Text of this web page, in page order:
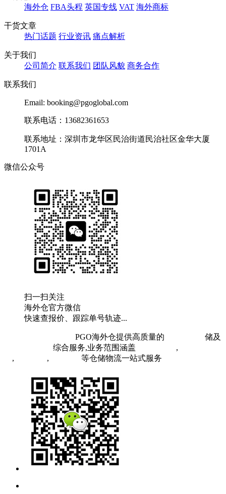
海外仓 FBA头程 英国专线 VAT 海外商标
干货文章
热门话题 行业资讯 痛点解析
关于我们
公司简介 联系我们 团队风貌 商务合作
联系我们
Email: booking@pgoglobal.com
联系电话：13682361653
联系地址：深圳市龙华区民治街道民治社区金华大厦
1701A
微信公众号
扫一扫关注
海外仓官方微信
快速查报价、跟踪单号轨迹...
PGO海外仓提供高质量的
储及
综合服务,业务范围涵盖 ,
, , 等仓储物流一站式服务